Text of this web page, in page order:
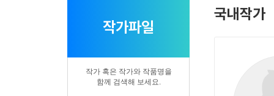
작가파일
작가 혹은 작가와 작품명을
함께 검색해 보세요.
국내작가